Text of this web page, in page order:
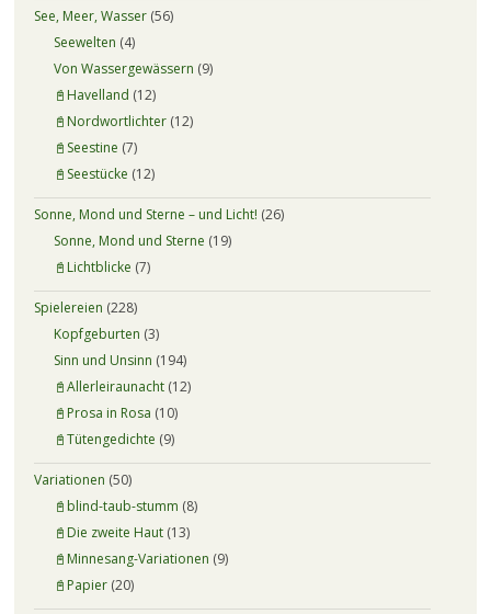
See, Meer, Wasser(56)
Seewelten (4)
Von Wassergewässern (9)
📓Havelland (12)
📓Nordwortlichter(12)
📓Seestine (7)
📓Seestücke (12)
Sonne, Mond und Sterne – und Licht! (26)
Sonne, Mond und Sterne (19)
📓Lichtblicke (7)
Spielereien (228)
Kopfgeburten (3)
Sinn und Unsinn (194)
📓Allerleiraunacht(12)
📓Prosa in Rosa (10)
📓Tütengedichte (9)
Variationen (50)
📓blind-taub-stumm (8)
📓Die zweite Haut(13)
📓Minnesang-Variationen (9)
📓Papier(20)